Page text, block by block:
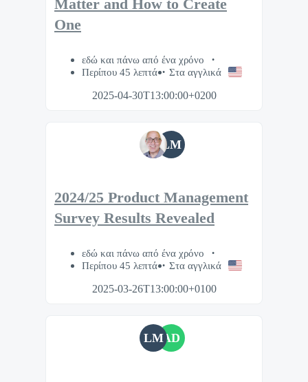
Matter and How to Create
One
εδώ και πάνω από ένα χρόνο
Περίπου 45 λεπτά
Στα αγγλικά
2025-04-30T13:00:00+0200
LM
2024/25 Product Management
Survey Results Revealed
εδώ και πάνω από ένα χρόνο
Περίπου 45 λεπτά
Στα αγγλικά
2025-03-26T13:00:00+0100
LMAD